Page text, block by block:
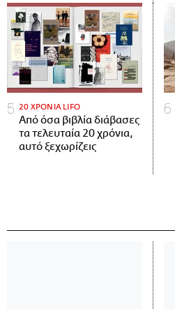
20 ΧΡΟΝΙΑ LIFO
Από όσα βιβλία διάβασες
τα τελευταία 20 χρόνια,
αυτό ξεχωρίζεις